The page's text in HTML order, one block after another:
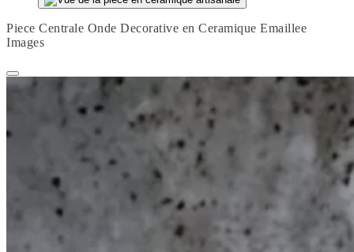
Piece Centrale Onde Decorative en Ceramique Emaillee
Images